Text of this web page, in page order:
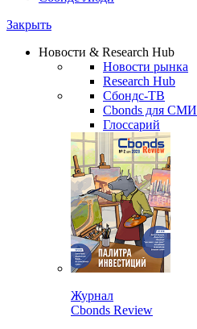
Закрыть
Новости & Research Hub
Новости рынка
Research Hub
Сбондс-ТВ
Cbonds для СМИ
Глоссарий
Журнал
Cbonds Review